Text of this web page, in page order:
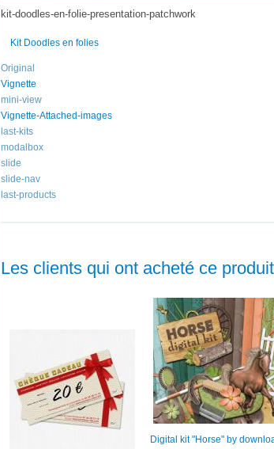
kit-doodles-en-folie-presentation-patchwork
Kit Doodles en folies
Original
Vignette
mini-view
Vignette-Attached-images
last-kits
modalbox
slide
slide-nav
last-products
Les clients qui ont acheté ce
Digital kit "Horse" by